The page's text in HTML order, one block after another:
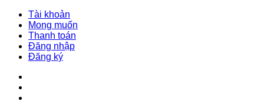
Tài khoản
Mong muốn
Thanh toán
Đăng nhập
Đăng ký